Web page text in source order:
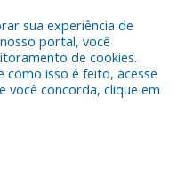
de Brejo Grande do
sua experiência de
portal, você
de cookies.
como isso é feito, acesse
você concorda, clique em